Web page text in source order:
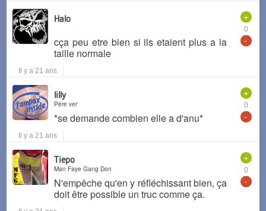
+
0
-
Halo
cça peu etre bien si ils etaient plus a la
taille normale
Il y a 21 ans
+
0
-
lilly
Père ver
*se demande combien elle a d'anu*
Il y a 21 ans
+
0
-
Tiepo
Man Faye Gang Don
N'empêche qu'en y réfléchissant bien, ça
doit être possible un truc comme ça.